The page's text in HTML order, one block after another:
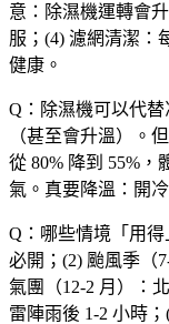
意 ：除濕機運轉會
服；(4) 濾網清潔 ：
健康。
Q：除濕機可以代替
（甚至會升溫）。
從 80% 降到 55%，
氣。 真要降溫 ：開
Q：哪些情境「 用得
必開；(2) 颱風季（
氣團（12-2 月）
：
雷陣雨後 1-2 小時；